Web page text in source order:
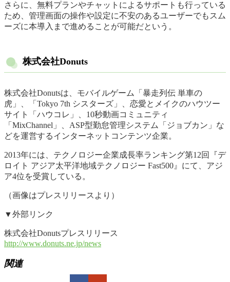
さらに、無料プランやチャットによるサポートも行っている
ため、管理画面の操作や設定に不安のあるユーザーでもスム
ーズに本導入まで進めることが可能だという。
株式会社Donuts
株式会社Donutsは、モバイルゲーム「暴走列伝 単車の
虎」、「Tokyo 7th シスターズ」、恋愛とメイクのハウツー
サイト「ハウコレ」、10秒動画コミュニティ
「MixChannel」、ASP型勤怠管理システム「ジョブカン」な
どを運営するインターネットコンテンツ企業。
2013年には、テクノロジー企業成長率ランキング第12回『デ
ロイト アジア太平洋地域テクノロジー Fast500』にて、アジ
ア4位を受賞している。
（画像はプレスリリースより）
▼外部リンク
株式会社Donutsプレスリリース
http://www.donuts.ne.jp/news
関連